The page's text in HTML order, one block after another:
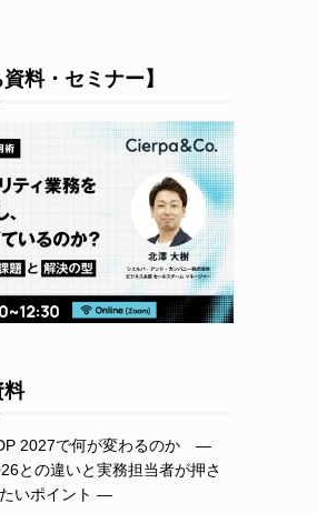
料・セミナー】
料
2027で何が変わるのか ―
との違いと実務担当者が押さ
いポイント ―